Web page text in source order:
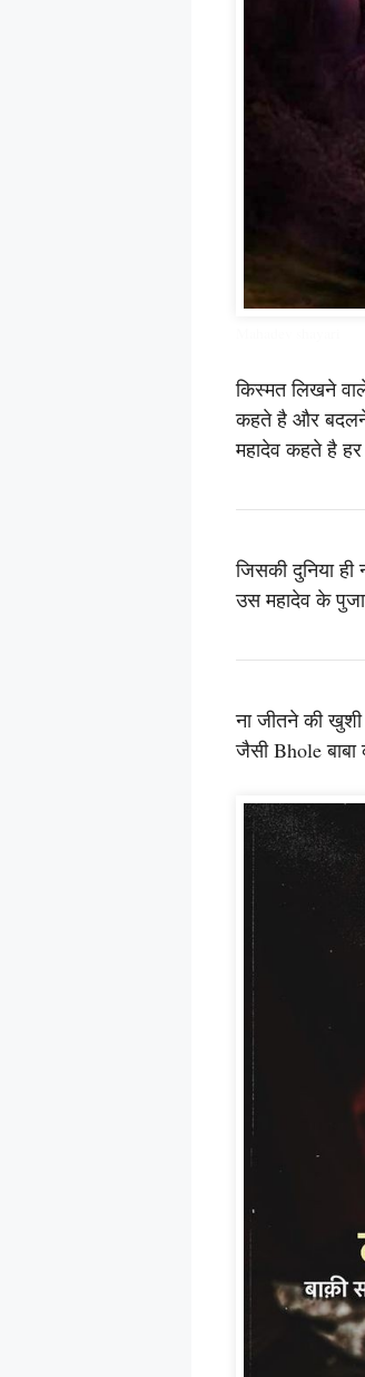
किस्मत लिखने
कहते है और
महादेव कहते है हर
जिसकी दुनिया ही
उस महादेव के
ना जीतने की खुशी
जैसी Bhole